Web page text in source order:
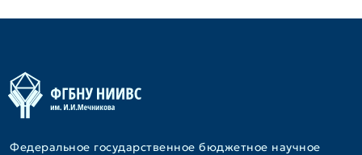
Федеральное государственное бюджетное научное